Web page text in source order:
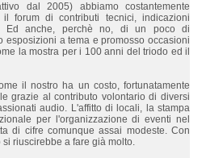
dal 2005) abbiamo costantemente
forum di contributi tecnici, indicazioni
Ed anche, perchè no, di un poco di
esposizioni a tema e promosso occasioni
la mostra per i 100 anni del triodo ed il
il nostro ha un costo, fortunatamente
grazie al contributo volontario di diversi
audio. L'affitto di locali, la stampa
per l'organizzazione di eventi nel
di cifre comunque assai modeste. Con
riuscirebbe a fare già molto.